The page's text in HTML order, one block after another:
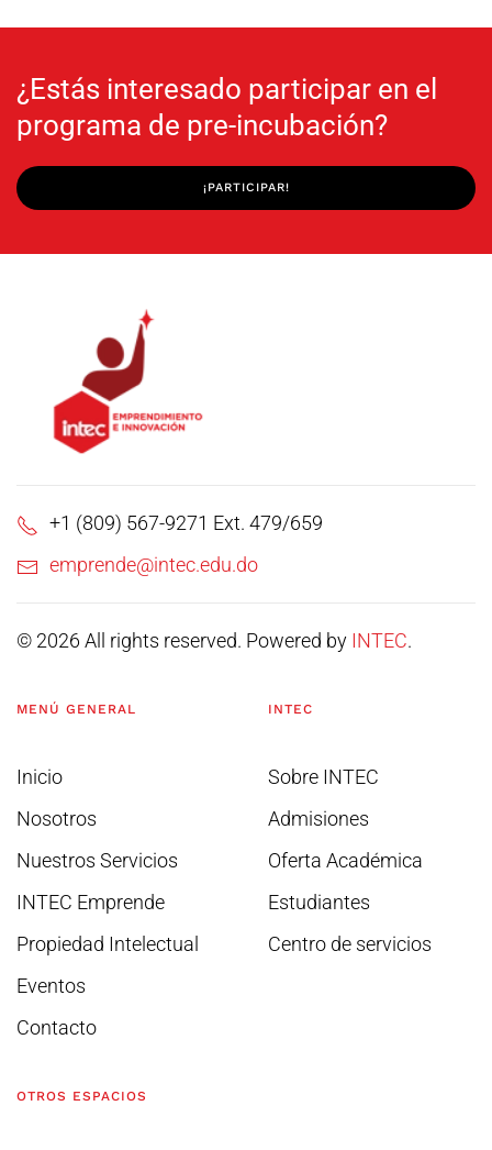
¿Estás interesado participar en el
programa de pre-incubación?
¡PARTICIPAR!
+1 (809) 567-9271 Ext. 479/659
emprende@intec.edu.do
© 2026 All rights reserved. Powered by INTEC.
MENÚ GENERAL
Inicio
Nosotros
Nuestros Servicios
INTEC Emprende
Propiedad Intelectual
Eventos
Contacto
INTEC
Sobre INTEC
Admisiones
Oferta Académica
Estudiantes
Centro de servicios
OTROS ESPACIOS